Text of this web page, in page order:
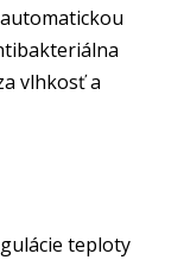
vlhkosť a
teploty